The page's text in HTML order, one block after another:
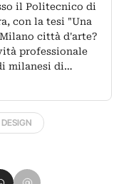
il Politecnico di
con la tesi "Una
città d'arte?
professionale
milanesi di…
su Pinterest
su WhatsApp
Condividi su Email